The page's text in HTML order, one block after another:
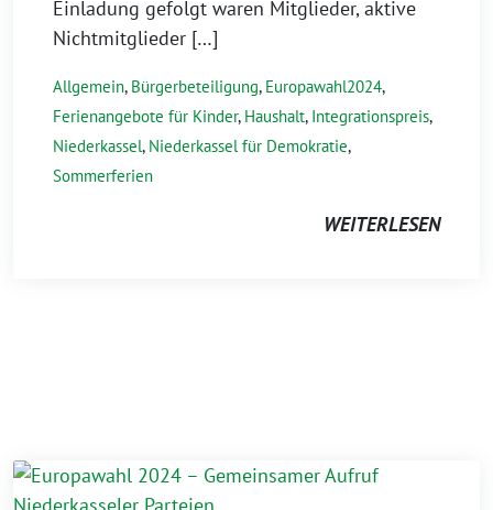
Einladung gefolgt waren Mitglieder, aktive
Nichtmitglieder […]
Allgemein, Bürgerbeteiligung, Europawahl2024,
Ferienangebote für Kinder, Haushalt, Integrationspreis,
Niederkassel, Niederkassel für Demokratie,
Sommerferien
WEITERLESEN